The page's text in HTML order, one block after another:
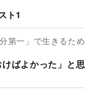
ト1
第一」で生きるため
ばよかった」と思